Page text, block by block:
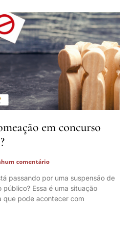
em concurso
comentário
passando por uma suspensão de
público? Essa é uma situação
que pode acontecer com